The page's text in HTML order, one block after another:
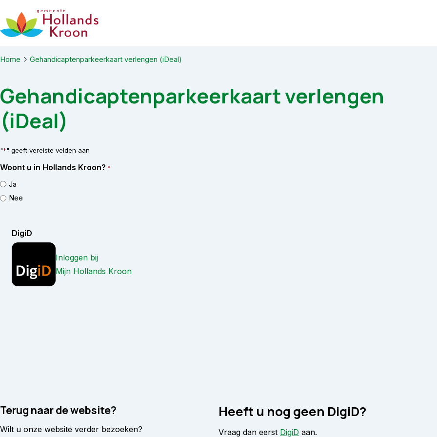
Ga naar de inhoud
Home Gehandicaptenparkeerkaart verlengen (iDeal)
Gehandicaptenparkeerkaart verlengen
(iDeal)
"*" geeft vereiste velden aan
Woont u in Hollands Kroon? *
Ja
Nee
DigiD
Inloggen bij
Mijn Hollands Kroon
Terug naar de website?
Wilt u onze website verder bezoeken?
Heeft u nog geen DigiD?
Vraag dan eerst DigiD aan.